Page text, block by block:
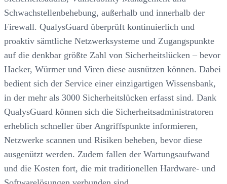
Schwachstellenbehebung, außerhalb und innerhalb der
Firewall. QualysGuard überprüft kontinuierlich und
proaktiv sämtliche Netzwerksysteme und Zugangspunkte
auf die denkbar größte Zahl von Sicherheitslücken – bevor
Hacker, Würmer und Viren diese ausnützen können. Dabei
bedient sich der Service einer einzigartigen Wissensbank,
in der mehr als 3000 Sicherheitslücken erfasst sind. Dank
QualysGuard können sich die Sicherheitsadministratoren
erheblich schneller über Angriffspunkte informieren,
Netzwerke scannen und Risiken beheben, bevor diese
ausgenützt werden. Zudem fallen der Wartungsaufwand
und die Kosten fort, die mit traditionellen Hardware- und